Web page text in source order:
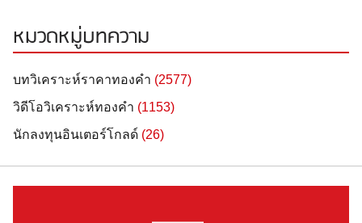
หมวดหมู่บทความ
บทวิเคราะห์ราคาทองคำ (2577)
วิดีโอวิเคราะห์ทองคำ (1153)
นักลงทุนอินเตอร์โกลด์ (26)